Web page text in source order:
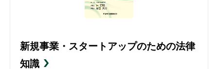
新規事業・スタートアップのための法律
知識